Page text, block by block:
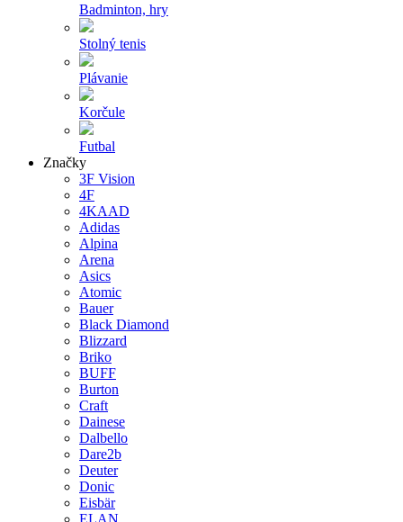
Badminton, hry
Stolný tenis
Plávanie
Korčule
Futbal
Značky
3F Vision
4F
4KAAD
Adidas
Alpina
Arena
Asics
Atomic
Bauer
Black Diamond
Blizzard
Briko
BUFF
Burton
Craft
Dainese
Dalbello
Dare2b
Deuter
Donic
Eisbär
ELAN